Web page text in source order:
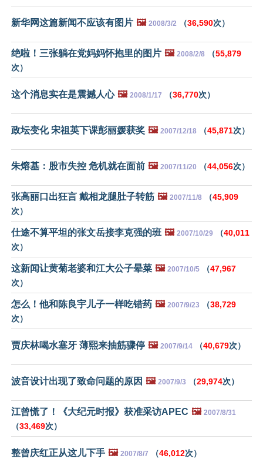
新华网这篇新闻不应该有图片 🖼️ 2008/3/2 （36,590次）
绝啦！三张躺在党妈妈怀抱里的图片 🖼️ 2008/2/8 （55,879
次）
这个消息实在是震撼人心 🖼️ 2008/1/17 （36,770次）
政坛变化 宋祖英下课彭丽媛获奖 🖼️ 2007/12/18 （45,871次）
朱熔基：股市失控 危机就在面前 🖼️ 2007/11/20 （44,056次）
张高丽口出狂言 戴相龙腿肚子转筋 🖼️ 2007/11/8 （45,909
次）
仕途不算平坦的张文岳接李克强的班 🖼️ 2007/10/29 （40,011
次）
这新闻让黄菊老婆和江大公子晕菜 🖼️ 2007/10/5 （47,967
次）
怎么！他和陈良宇儿子一样吃错药 🖼️ 2007/9/23 （38,729
次）
贾庆林喝水塞牙 薄熙来抽筋骤停 🖼️ 2007/9/14 （40,679次）
波音设计出现了致命问题的原因 🖼️ 2007/9/3 （29,974次）
江曾慌了！《大纪元时报》获准采访APEC 🖼️ 2007/8/31
（33,469次）
整曾庆红正从这儿下手 🖼️ 2007/8/7 （46,012次）